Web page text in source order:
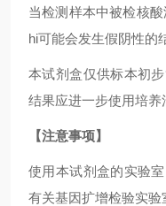
当检测样本中被检核
hi可能会发生假阴性的
本试剂盒仅供标本初
结果应进一步使用培养
【注意事项】
使用本试剂盒的实验
有关基因扩增检验实验